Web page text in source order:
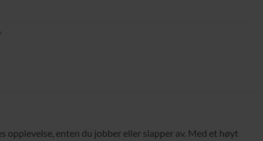
opplevelse, enten du jobber eller slapper av. Med et høyt